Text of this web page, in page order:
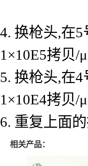
4. 换枪头,在
1×10E5拷贝/
5. 换枪头,在
1×10E4拷贝/
6. 重复上面
相关产品：